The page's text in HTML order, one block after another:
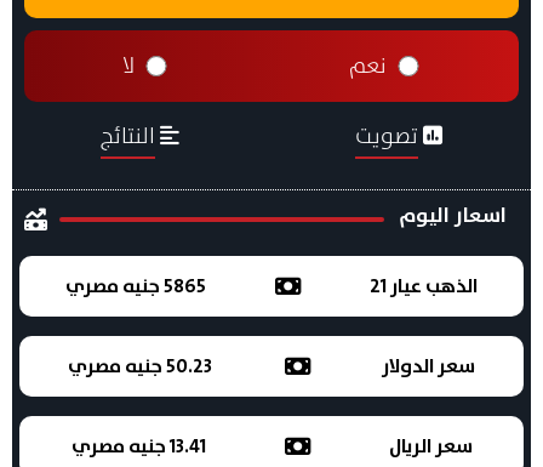
نعم لا
تصويت النتائج
اسعار اليوم
الذهب عيار 21 5865 جنيه مصري
سعر الدولار 50.23 جنيه مصري
سعر الريال 13.41 جنيه مصري